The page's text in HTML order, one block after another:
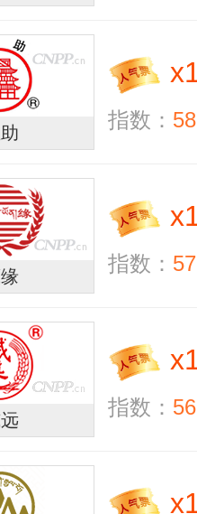
x
指数：
x
指数：
x
指数：
x